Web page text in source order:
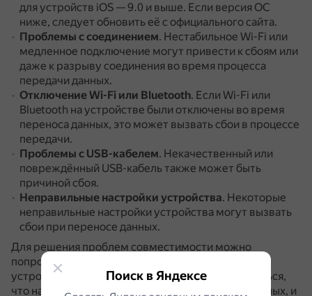
для устройств iOS — 9.0 и выше. Если версия ОС
ниже, следует обновить её с официального сайта.
Проблемы с соединением. Нестабильное Wi-Fi или
медленное подключение могут привести к сбоям или
даже к разрыву соединения во время процесса
передачи данных.
Отключение Wi-Fi или Bluetooth. Если Wi-Fi или
Bluetooth на устройстве были отключены во время
переноса данных, это может вызвать сбои в процессе
передачи.
Проблемы с USB-кабелем. Некачественный или
повреждённый USB-кабель также может быть
причиной сбоя.
Неправильные настройки устройства. Некоторые
неправильные настройки устройства могут вызвать
сбои при переносе данных.
Для решения проблем совместимости можно
попробовать, например, перезагрузить оба
устройства, проверить соединение Wi-Fi, убедиться,
что на iPhone достаточно места для хранения данных, и
Поиск в Яндексе